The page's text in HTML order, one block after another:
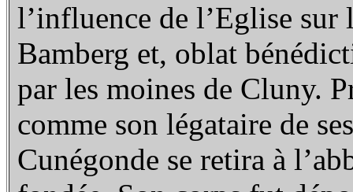
l’influence de l’Eglise sur
Bamberg et, oblat
par les moines de Cluny.
comme son légataire de
Cunégonde se retira à